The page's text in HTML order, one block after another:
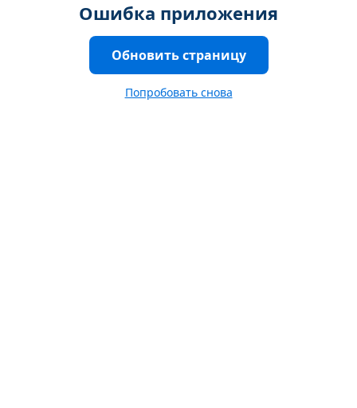
Ошибка приложения
Обновить страницу
Попробовать снова